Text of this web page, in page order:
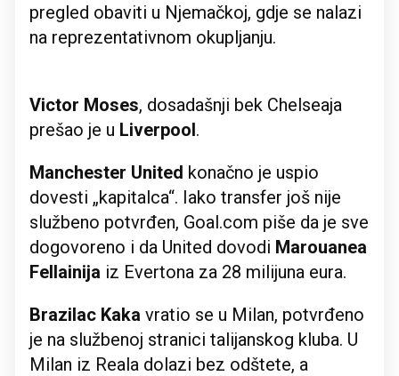
pregled obaviti u Njemačkoj, gdje se nalazi
na reprezentativnom okupljanju.
Victor Moses, dosadašnji bek Chelseaja
prešao je u Liverpool.
Manchester United konačno je uspio
dovesti „kapitalca“. Iako transfer još nije
službeno potvrđen, Goal.com piše da je sve
dogovoreno i da United dovodi Marouanea
Fellainija iz Evertona za 28 milijuna eura.
Brazilac Kaka vratio se u Milan, potvrđeno
je na službenoj stranici talijanskog kluba. U
Milan iz Reala dolazi bez odštete, a